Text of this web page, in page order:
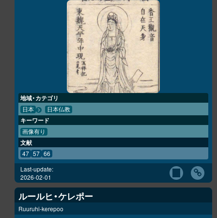
地域・カテゴリ
日本 日本仏教
キーワード
画像有り
文献
47 57 66
Last-update:
2026-02-01
ルールヒ・ケレポー
Ruuruhi-kerepoo